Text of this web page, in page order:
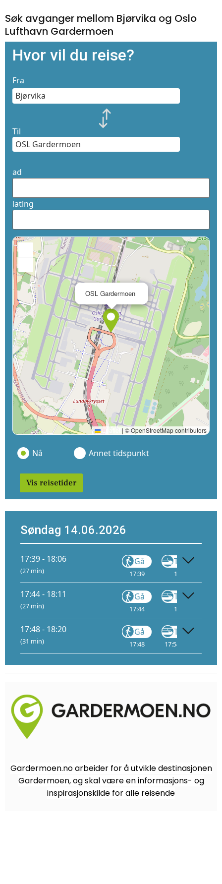
Søk avganger mellom Bjørvika og Oslo
Lufthavn Gardermoen
Hvor vil du reise?
Fra
Til
ad
latlng
OSL Gardermoen
Leaflet | © OpenStreetMap contributors
Nå Annet tidspunkt
Vis reisetider
Søndag 14.06.2026
17:39 - 18:06
(27 min)
Gå
17:39
Tog FLY1
17:44
17:44 - 18:11
(27 min)
Gå
17:44
Tog FLY2
17:50
17:48 - 18:20
(31 min)
Gå
17:48
Tog
17:54
Gardermoen.no arbeider for å utvikle destinasjonen
Gardermoen, og skal være en informasjons- og
inspirasjonskilde for alle reisende